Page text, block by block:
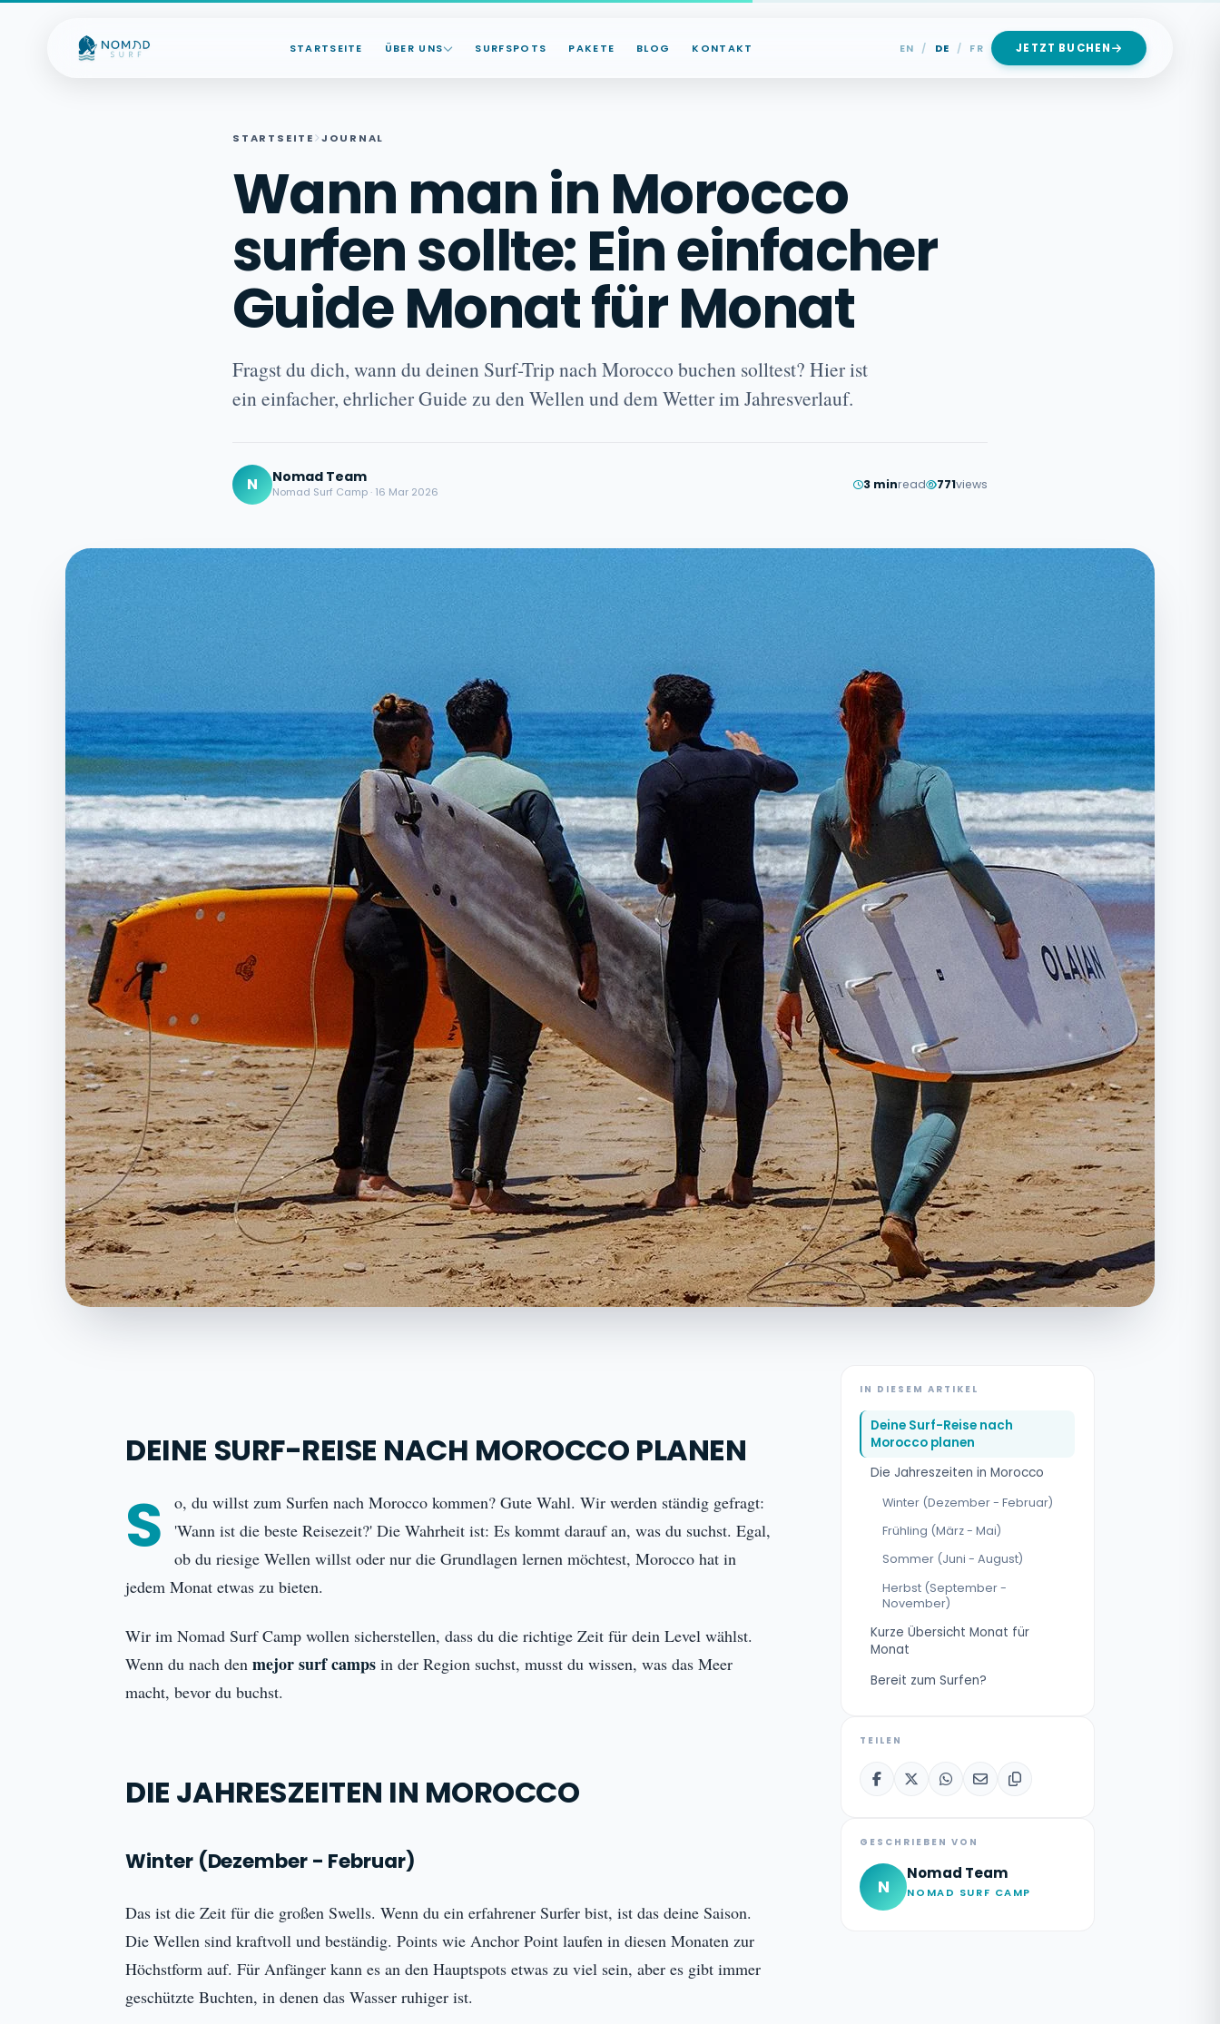
Skip to content
STARTSEITE ÜBER UNS SURFSPOTS PAKETE BLOG KONTAKT EN / DE / FR JETZT BUCHEN
STARTSEITE JOURNAL
Wann man in Morocco
surfen sollte: Ein einfacher
Guide Monat für Monat
Fragst du dich, wann du deinen Surf-Trip nach Morocco buchen solltest? Hier ist
ein einfacher, ehrlicher Guide zu den Wellen und dem Wetter im Jahresverlauf.
N Nomad Team
Nomad Surf Camp · 16 Mar 2026
3 minread 771views
DEINE SURF-REISE NACH MOROCCO PLANEN
S
o, du willst zum Surfen nach Morocco kommen? Gute Wahl. Wir werden ständig gefragt:
'Wann ist die beste Reisezeit?' Die Wahrheit ist: Es kommt darauf an, was du suchst. Egal,
ob du riesige Wellen willst oder nur die Grundlagen lernen möchtest, Morocco hat in
jedem Monat etwas zu bieten.
Wir im Nomad Surf Camp wollen sicherstellen, dass du die richtige Zeit für dein Level wählst.
Wenn du nach denmejor surf camps in der Region suchst, musst du wissen, was das Meer
macht, bevor du buchst.
DIE JAHRESZEITEN IN MOROCCO
Winter (Dezember - Februar)
Das ist die Zeit für die großen Swells. Wenn du ein erfahrener Surfer bist, ist das deine Saison.
Die Wellen sind kraftvoll und beständig. Points wie Anchor Point laufen in diesen Monaten zur
Höchstform auf. Für Anfänger kann es an den Hauptspots etwas zu viel sein, aber es gibt immer
geschützte Buchten, in denen das Wasser ruhiger ist.
IN DIESEM ARTIKEL
Deine Surf-Reise nach
Morocco planen
Die Jahreszeiten in Morocco
Winter (Dezember - Februar)
Frühling (März - Mai)
Sommer (Juni - August)
Herbst (September -
November)
Kurze Übersicht Monat für
Monat
Bereit zum Surfen?
TEILEN
GESCHRIEBEN VON
N
Nomad Team
NOMAD SURF CAMP